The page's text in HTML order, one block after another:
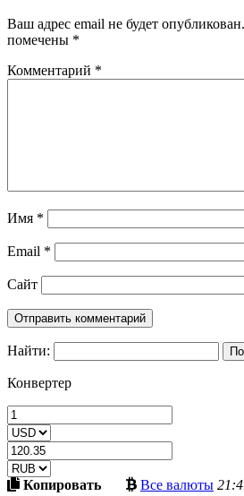
Ваш адрес email не будет опубликован.
помечены *
Комментарий *
Имя *
Email *
Сайт
Найти:
Конвертер
КопироватьСкопироватьВсе валюты